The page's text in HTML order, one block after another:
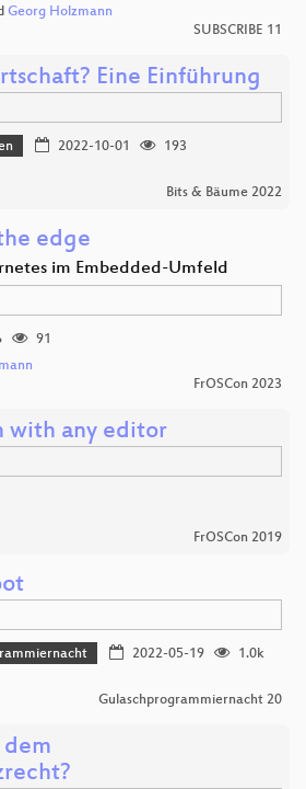
Georg Holzmann
SUBSCRIBE 11
Eine Einführung
2022-10-01
193
Bits & Bäume 2022
edge
im Embedded-Umfeld
91
FrOSCon 2023
with any editor
FrOSCon 2019
2022-05-19
1.0k
Gulaschprogrammiernacht 20